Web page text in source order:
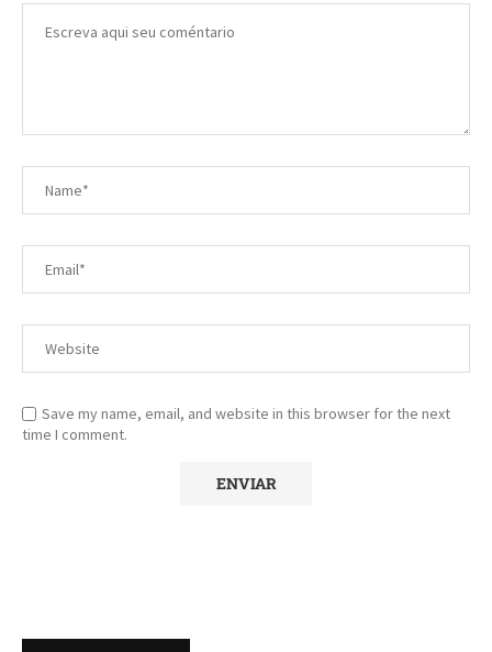
Save my name, email, and website in this browser for the next
time I comment.